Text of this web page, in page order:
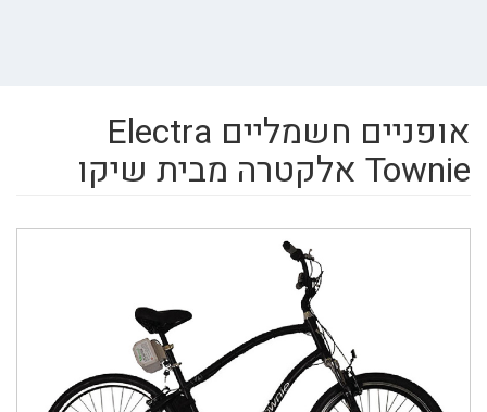
אופניים חשמליים Electra
Townie אלקטרה מבית שיקו